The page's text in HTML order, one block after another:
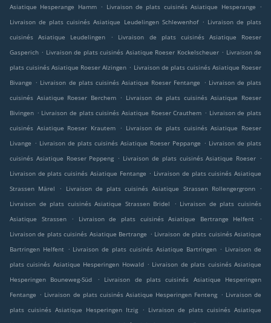
Asiatique Hesperange Hamm . Livraison de plats cuisinés Asiatique Hesperange
.
Livraison de plats cuisinés Asiatique Leudelingen Schlewenhof . Livraison de plats
cuisinés Asiatique Leudelingen
.
Livraison de plats cuisinés Asiatique Roeser
Gasperich . Livraison de plats cuisinés Asiatique Roeser Kockelscheuer . Livraison de
plats cuisinés Asiatique Roeser Alzingen . Livraison de plats cuisinés Asiatique Roeser
Bivange . Livraison de plats cuisinés Asiatique Roeser Fentange . Livraison de plats
cuisinés Asiatique Roeser Berchem . Livraison de plats cuisinés Asiatique Roeser
Bivingen . Livraison de plats cuisinés Asiatique Roeser Crauthem . Livraison de plats
cuisinés Asiatique Roeser Krautem
. Livraison de plats cuisinés Asiatique Roeser
Livange . Livraison de plats cuisinés Asiatique Roeser Peppange . Livraison de plats
cuisinés Asiatique Roeser Peppeng . Livraison de plats cuisinés Asiatique Roeser .
Livraison de plats cuisinés Asiatique Fentange . Livraison de plats cuisinés Asiatique
Strassen Märel
. Livraison de plats cuisinés Asiatique Strassen Rollengergronn
.
Livraison de plats cuisinés Asiatique Strassen Bridel
. Livraison de plats cuisinés
Asiatique Strassen
. Livraison de plats cuisinés Asiatique Bertrange Helfent
.
Livraison de plats cuisinés Asiatique Bertrange . Livraison de plats cuisinés Asiatique
Bartringen Helfent . Livraison de plats cuisinés Asiatique Bartringen . Livraison de
plats cuisinés Asiatique Hesperingen Howald . Livraison de plats cuisinés Asiatique
Hesperingen Bouneweg-Süd
.
Livraison de plats cuisinés Asiatique Hesperingen
Fentange . Livraison de plats cuisinés Asiatique Hesperingen Fenteng . Livraison de
plats cuisinés Asiatique Hesperingen Itzig
. Livraison de plats cuisinés Asiatique